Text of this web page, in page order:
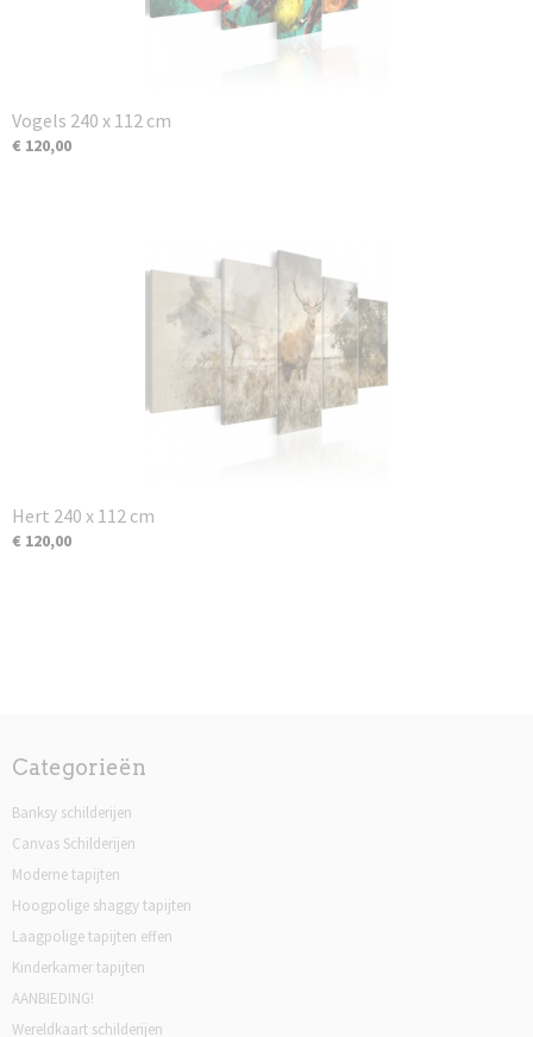
Vogels 240 x 112 cm
€ 120,00
Hert 240 x 112 cm
€ 120,00
Categorieën
Banksy schilderijen
Canvas Schilderijen
Moderne tapijten
Hoogpolige shaggy tapijten
Laagpolige tapijten effen
Kinderkamer tapijten
AANBIEDING!
Wereldkaart schilderijen